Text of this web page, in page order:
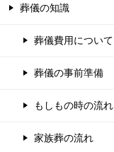
葬儀の知識
葬儀費用について
葬儀の事前準備
もしもの時の流れ
家族葬の流れ